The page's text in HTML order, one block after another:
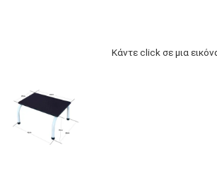
Κάντε click σε μια